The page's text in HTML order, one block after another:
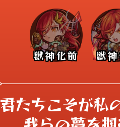
獣神化前 獣
君たちこそが私